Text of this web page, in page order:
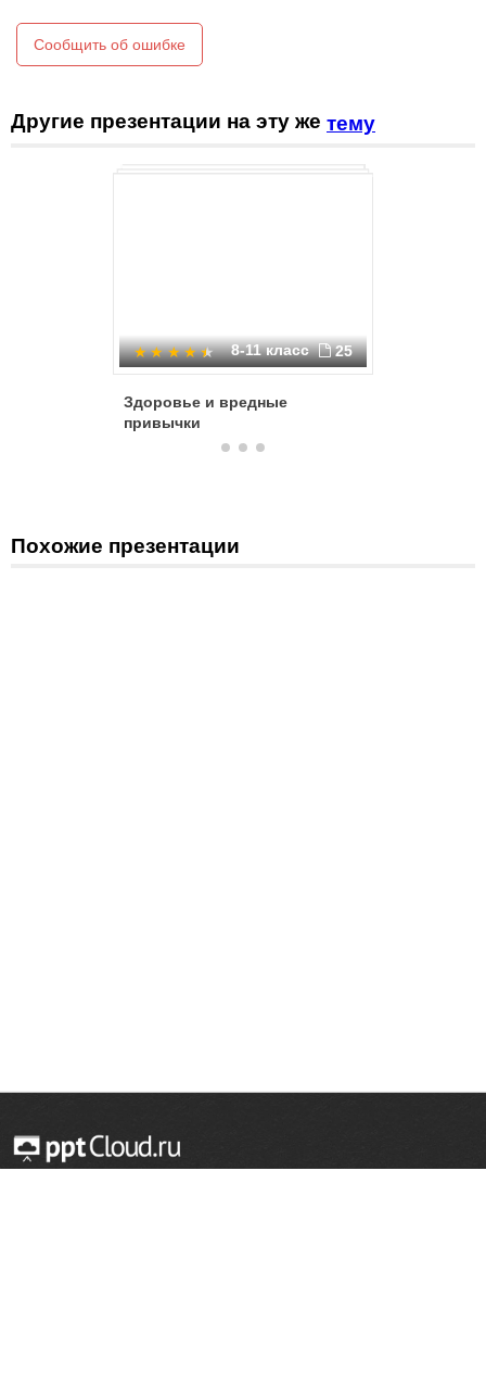
Сообщить об ошибке
Другие презентации на эту же тему
8-11 класс 25
Здоровье и вредные
привычки
Похожие презентации